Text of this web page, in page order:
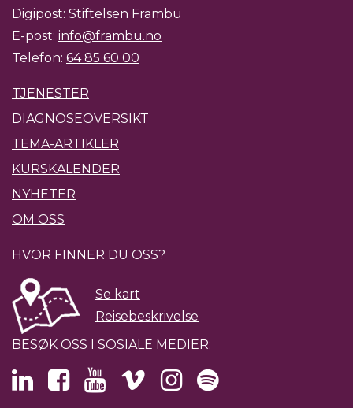
Digipost: Stiftelsen Frambu
E-post: info@frambu.no
Telefon: 64 85 60 00
TJENESTER
DIAGNOSEOVERSIKT
TEMA-ARTIKLER
KURSKALENDER
NYHETER
OM OSS
HVOR FINNER DU OSS?
Se kart
Reisebeskrivelse
BESØK OSS I SOSIALE MEDIER: